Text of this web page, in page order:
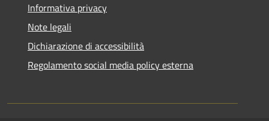
Informativa privacy
Note legali
Dichiarazione di accessibilità
Regolamento social media policy esterna